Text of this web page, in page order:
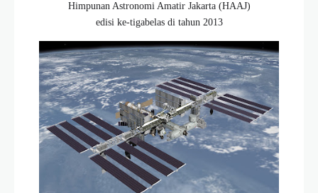
Himpunan Astronomi Amatir Jakarta (HAAJ)
edisi ke-tigabelas di tahun 2013